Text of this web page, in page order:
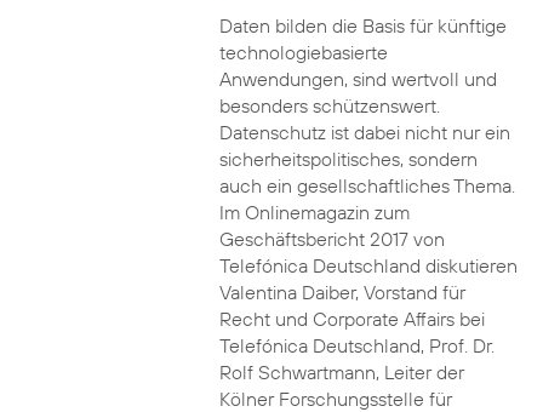
Daten bilden die Basis für künftige
technologiebasierte
Anwendungen, sind wertvoll und
besonders schützenswert.
Datenschutz ist dabei nicht nur ein
sicherheitspolitisches, sondern
auch ein gesellschaftliches Thema.
Im Onlinemagazin zum
Geschäftsbericht 2017 von
Telefónica Deutschland diskutieren
Valentina Daiber, Vorstand für
Recht und Corporate Affairs bei
Telefónica Deutschland, Prof. Dr.
Rolf Schwartmann, Leiter der
Kölner Forschungsstelle für